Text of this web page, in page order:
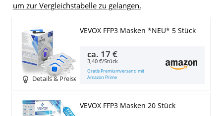
um zur Vergleichstabelle zu gelangen.
Details & Preise
VEVOX FFP3 Masken *NEU* 5 Stück
ca. 17 €
3,40 €/Stück
Gratis Premiumversand mit
Amazon Prime
VEVOX FFP3 Masken 20 Stück